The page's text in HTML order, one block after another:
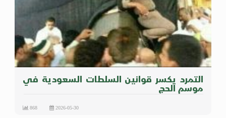
التمرد يكسر قوانين السلطات السعودية في
موسم الحج
2026-05-30
868